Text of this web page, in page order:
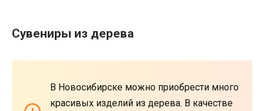
Сувениры из дерева
В Новосибирске можно приобрести много
красивых изделий из дерева. В качестве